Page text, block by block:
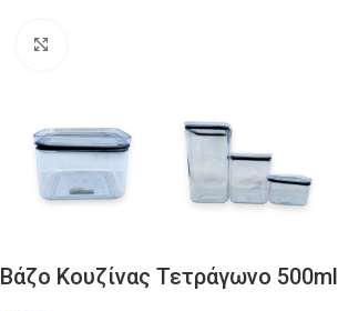
Βάζο Κουζίνας Τετράγωνο 500ml